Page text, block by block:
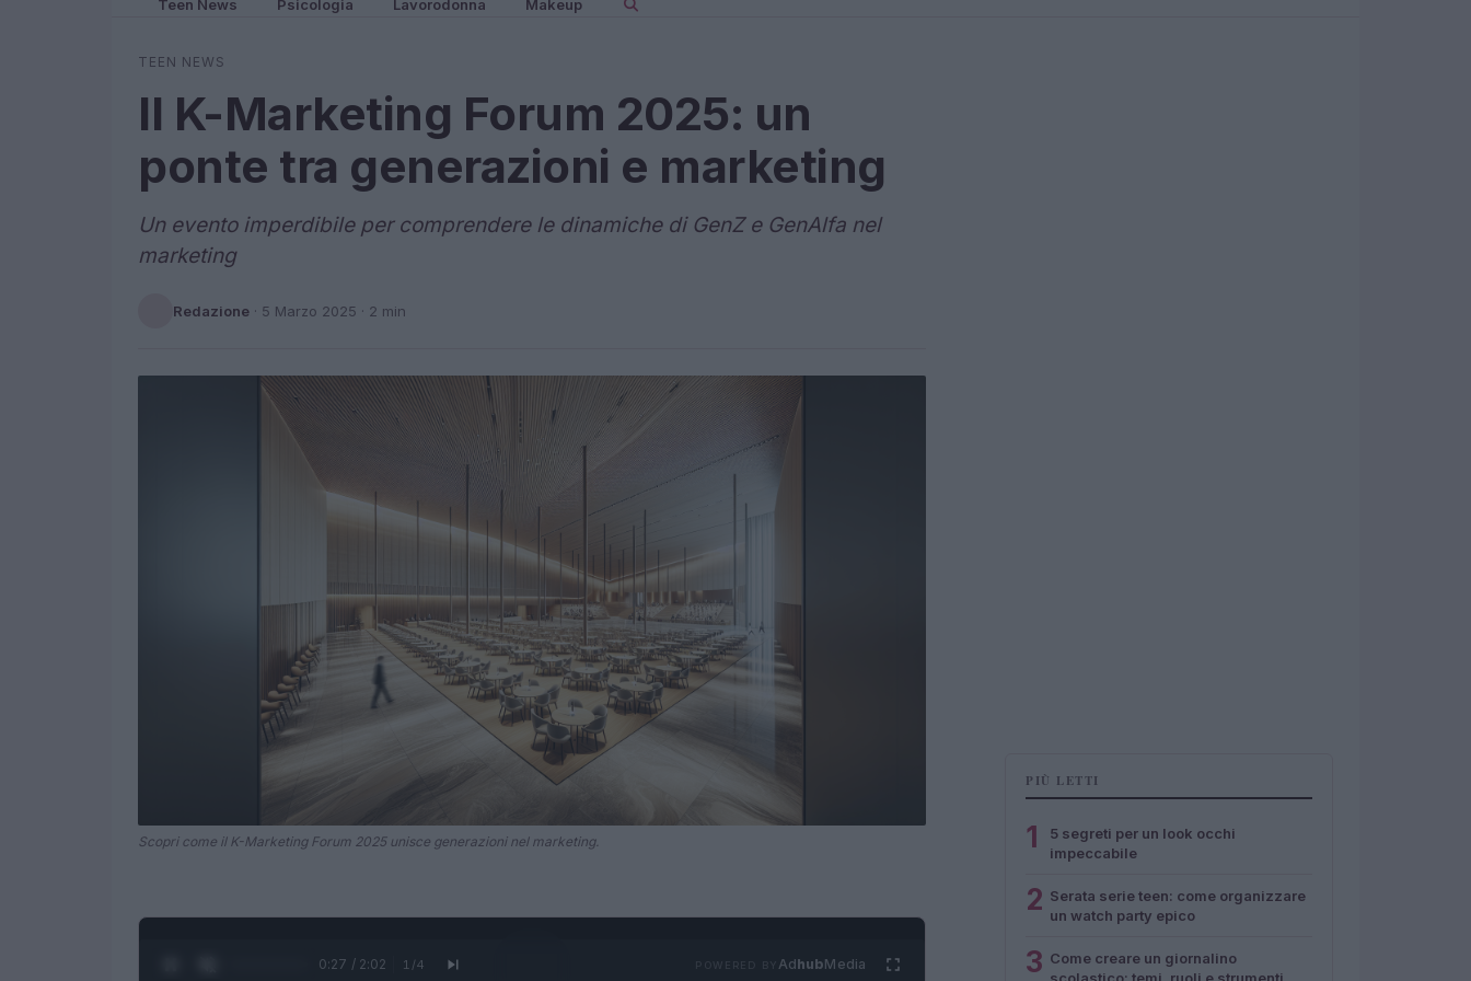
Teen News Psicologia Lavorodonna Makeup
TEEN NEWS
Il K-Marketing Forum 2025: un
ponte tra generazioni e marketing
Un evento imperdibile per comprendere le dinamiche di GenZ e GenAlfa nel
marketing
Redazione · 5 Marzo 2025 · 2 min
Scopri come il K-Marketing Forum 2025 unisce generazioni nel marketing.
0:28 / 2:02 1 /4 AdhubMedia
PIÙ LETTI
1
5 segreti per un look occhi
impeccabile
2 Serata serie teen: come organizzare
un watch party epico
3 Come creare un giornalino